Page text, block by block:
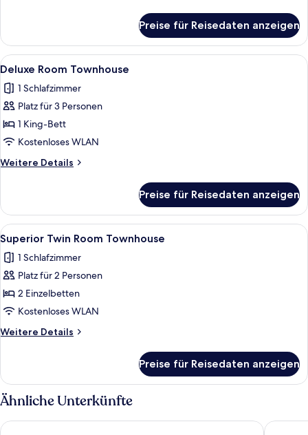
Room
Townhouse
Preise für Reisedaten anzeigen
Alle
Fotos
für
Deluxe
Room
Townhouse
anzeigen
Ein Schlafzimmer mit einem großen
4
Deluxe Room Townhouse
1 Schlafzimmer
Platz für 3 Personen
1 King-Bett
Kostenloses WLAN
Weitere Details
Weitere
Room
Townhouse
Preise für Reisedaten anzeigen
Alle
Fotos
für
Superior
Twin
Room
Townhouse
anzeigen
Ein ordentlich eingerichtetes
4
Superior Twin Room Townhouse
1 Schlafzimmer
Platz für 2 Personen
2 Einzelbetten
Kostenloses WLAN
Weitere Details
Weitere
Twin
Room
Townhouse
Preise für Reisedaten anzeigen
Ähnliche Unterkünfte
Delta Hotels by Marriott Swansea Village